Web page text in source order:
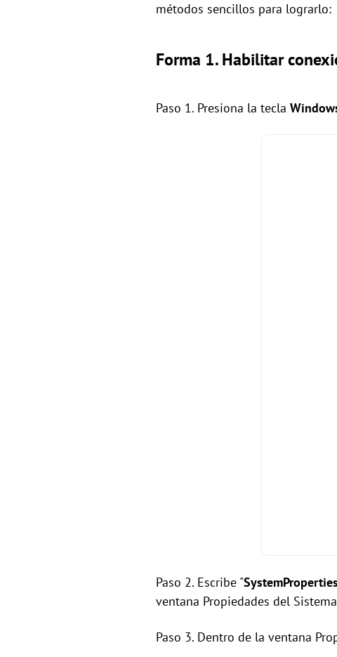
métodos sencillos para lograrlo:
Forma 1. Habilitar
Paso 1. Presiona la tecla
Paso 2. Escribe "
ventana Propiedades del
Paso 3. Dentro de la ventana